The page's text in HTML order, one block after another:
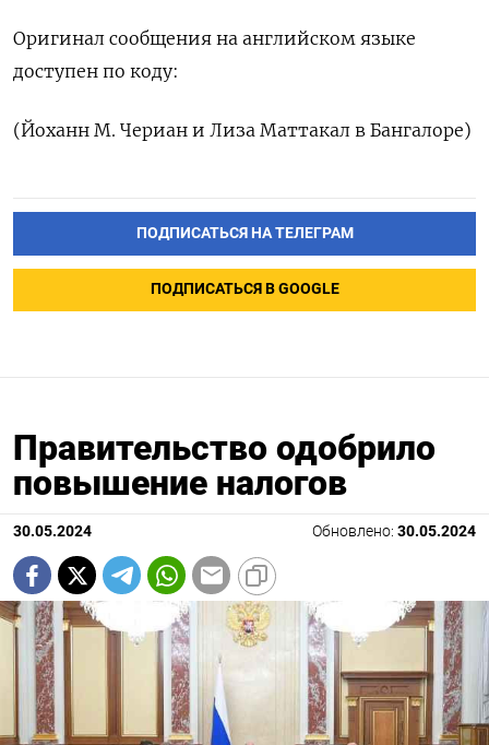
Оригинал сообщения на английском языке
доступен по коду:
(Йоханн М. Чериан и Лиза Маттакал в Бангалоре)
ПОДПИСАТЬСЯ НА ТЕЛЕГРАМ
ПОДПИСАТЬСЯ В GOOGLE
Правительство одобрило
повышение налогов
30.05.2024 Обновлено: 30.05.2024